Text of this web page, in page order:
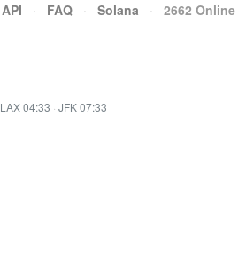
API · FAQ · Solana · 2662 Online
LAX 04:33 · JFK 07:33